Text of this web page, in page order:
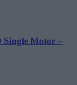
Single Motor –